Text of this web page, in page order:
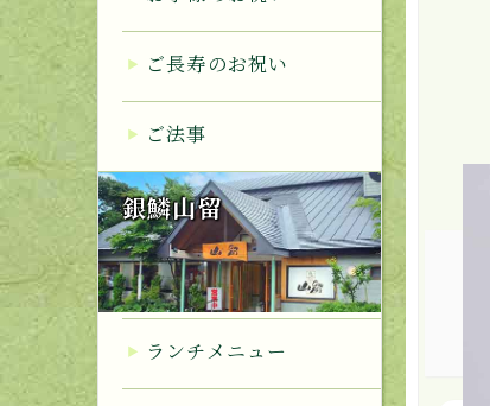
ご長寿のお祝い
ご法事
銀鱗山留
ランチメニュー